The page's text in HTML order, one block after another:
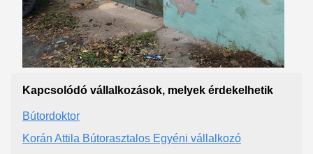
Kapcsolódó vállalkozások, melyek érdekelhetik
Bútordoktor
Korán Attila Bútorasztalos Egyéni vállalkozó